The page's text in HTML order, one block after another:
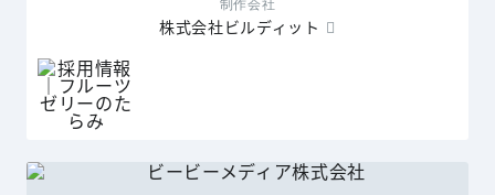
制作会社
株式会社ビルディット